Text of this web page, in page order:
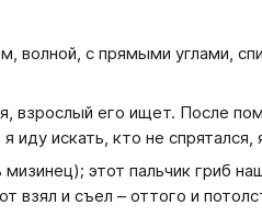
волной, с прямыми углами,
взрослый его ищет. После
искать, кто не спрятался,
этот пальчик гриб
взял и съел – оттого и